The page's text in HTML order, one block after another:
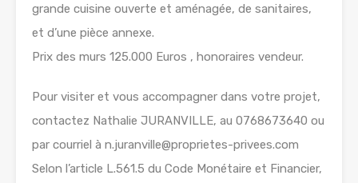
grande cuisine ouverte et aménagée, de sanitaires,
et d’une pièce annexe.
Prix des murs 125.000 Euros , honoraires vendeur.
Pour visiter et vous accompagner dans votre projet,
contactez Nathalie JURANVILLE, au 0768673640 ou
par courriel à n.juranville@proprietes-privees.com
Selon l’article L.561.5 du Code Monétaire et Financier,